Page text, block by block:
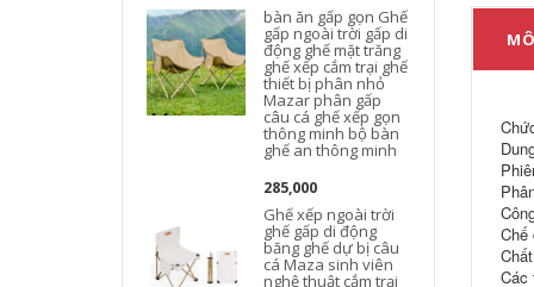
bàn ăn gấp gọn Ghế
gấp ngoài trời gấp di
động ghế mặt trăng
ghế xếp cắm trại ghế
thiết bị phân nhỏ
Mazar phân gấp
câu cá ghế xếp gọn
thông minh bộ bàn
ghế an thông minh
285,000
Ghế xếp ngoài trời
ghế gấp di động
băng ghế dự bị câu
cá Maza sinh viên
nghệ thuật cắm trại
Chế
Các